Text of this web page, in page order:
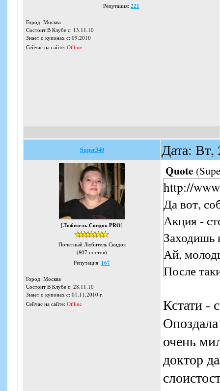
Репутация: 221
Город: Москва
Состоит В Клубе с: 13.11.10
Знает о купонах с: 09.2010
Сейчас на сайте: Offline
Super340 Дата: Вт,
[Любитель Скидок PRO]
Почетный Любитель Скидок
(807 постов)
Репутация: 167
Город: Москва
Состоит В Клубе с: 28.11.10
Знает о купонах с: 01.11.2010 г.
Сейчас на сайте: Offline
Quote (
http://
Да вот,
Акция -
Заходишь
Ай,
После
Кстати -
очень
доктор